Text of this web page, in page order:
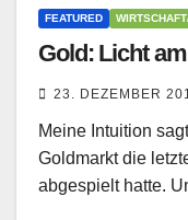
FEATURED
Gold: Licht
23. DEZEMBER
Meine Intuition
Goldmarkt die
abgespielt hatte.